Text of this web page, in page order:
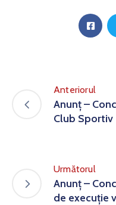
Anteriorul
Anunț –
Club Sportiv
Următorul
Anunț –
de execuție